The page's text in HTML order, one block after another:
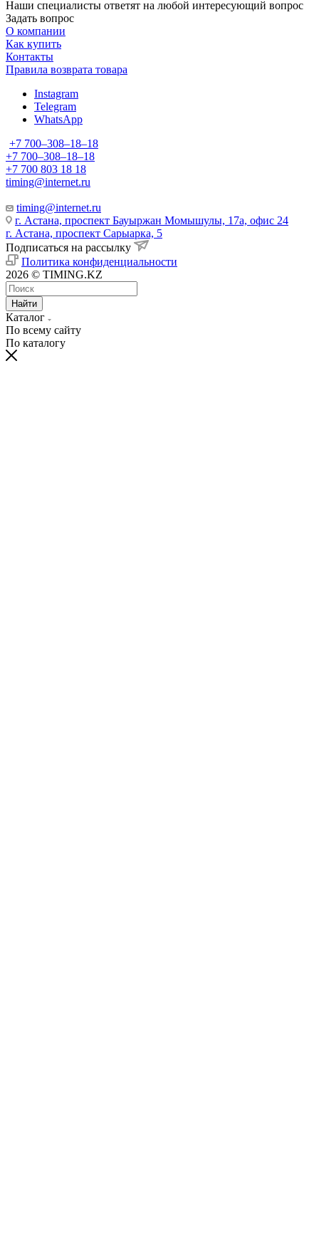
Наши специалисты ответят на любой интересующий вопрос
Задать вопрос
О компании
Как купить
Контакты
Правила возврата товара
Instagram
Telegram
WhatsApp
+7 700‒308‒18‒18
+7 700‒308‒18‒18
+7 700 803 18 18
timing@internet.ru
timing@internet.ru
г. Астана, проспект Бауыржан Момышулы, 17а, офис 24
г. Астана, проспект Сарыарка, 5
Подписаться на рассылку
Политика конфиденциальности
2026 © TIMING.KZ
Найти
Каталог
По всему сайту
По каталогу